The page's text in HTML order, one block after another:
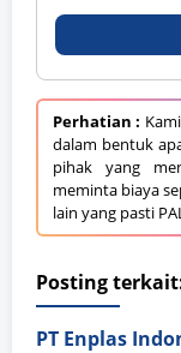
Perhatian :
dalam bentuk
pihak yang
meminta biaya
lain yang pasti
Posting
PT Enplas